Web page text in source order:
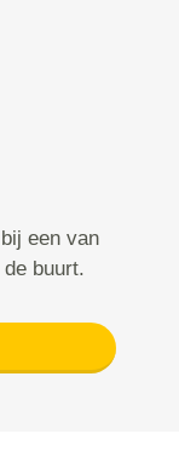
een van
buurt.